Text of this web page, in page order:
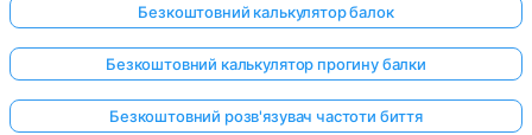
Безкоштовний калькулятор балок
Безкоштовний калькулятор прогину балки
Безкоштовний розв'язувач частоти биття